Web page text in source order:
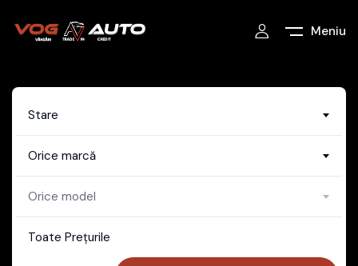
Meniu
Stare
Orice marcă
Orice model
Toate Prețurile